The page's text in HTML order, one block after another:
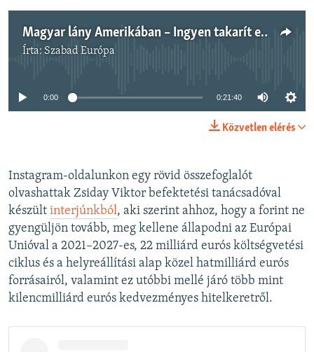
Magyar lány Amerikában – Ingyen takarít extrém koszos lakásokat depressziósoknak
Írta: Szabad Európa
Jelenleg nincs elérhető tartalom
0:00 0:21:40
Közvetlen elérés
Instagram-oldalunkon egy rövid összefoglalót
olvashattak Zsiday Viktor befektetési tanácsadóval
készült interjúnkból, aki szerint ahhoz, hogy a forint ne
gyengüljön tovább, meg kellene állapodni az Európai
Unióval a 2021–2027-es, 22 milliárd eurós költségvetési
ciklus és a helyreállítási alap közel hatmilliárd eurós
forrásairól, valamint ez utóbbi mellé járó több mint
kilencmilliárd eurós kedvezményes hitelkeretről.